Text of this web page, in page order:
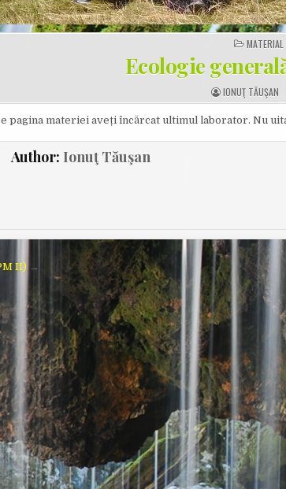
POSTED
IN
Ecologie
A
U
H
R
IONUŢ TĂUŞAN
pagina materiei aveți încărcat ultimul laborator. Nu
Author: Ionuţ Tăuşan
II) →